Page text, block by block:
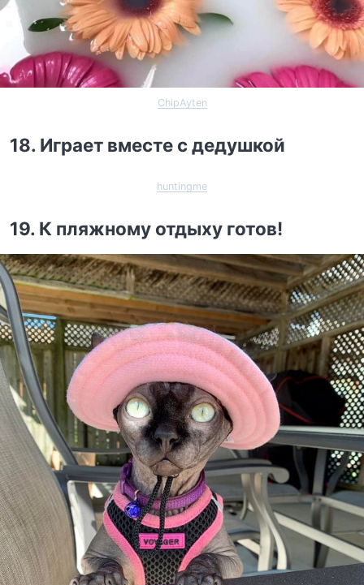
ChipAyten
18. Играет вместе с дедушкой
huntingme
19. К пляжному отдыху готов!